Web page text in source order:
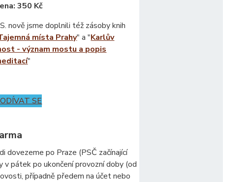
350 Kč
nově jsme doplnili též zásoby knih
místa Prahy" a "Karlův
- význam mostu a popis
"
SE
dovezeme po Praze (PSČ začínající
v pátek po ukončení provozní doby (od
případně předem na účet nebo